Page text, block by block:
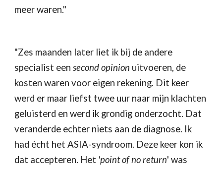
meer waren."
"Zes maanden later liet ik bij de andere
specialist een second opinion uitvoeren, de
kosten waren voor eigen rekening. Dit keer
werd er maar liefst twee uur naar mijn klachten
geluisterd en werd ik grondig onderzocht. Dat
veranderde echter niets aan de diagnose. Ik
had écht het ASIA-syndroom. Deze keer kon ik
dat accepteren. Het 'point of no return' was